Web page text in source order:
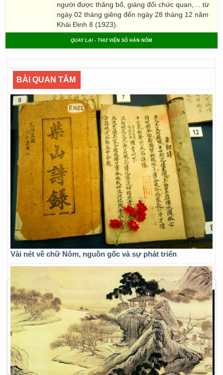
người được thăng bổ, giáng đổi chức quan,… từ
ngày 02 tháng giêng đến ngày 28 tháng 12 năm
Khải Định 8 (1923).
QUAY LẠI - THƯ VIỆN SỐ HÁN NÔM
BÀI QUAN TÂM
Vài nét về chữ Nôm, nguồn gốc và sự phát triển